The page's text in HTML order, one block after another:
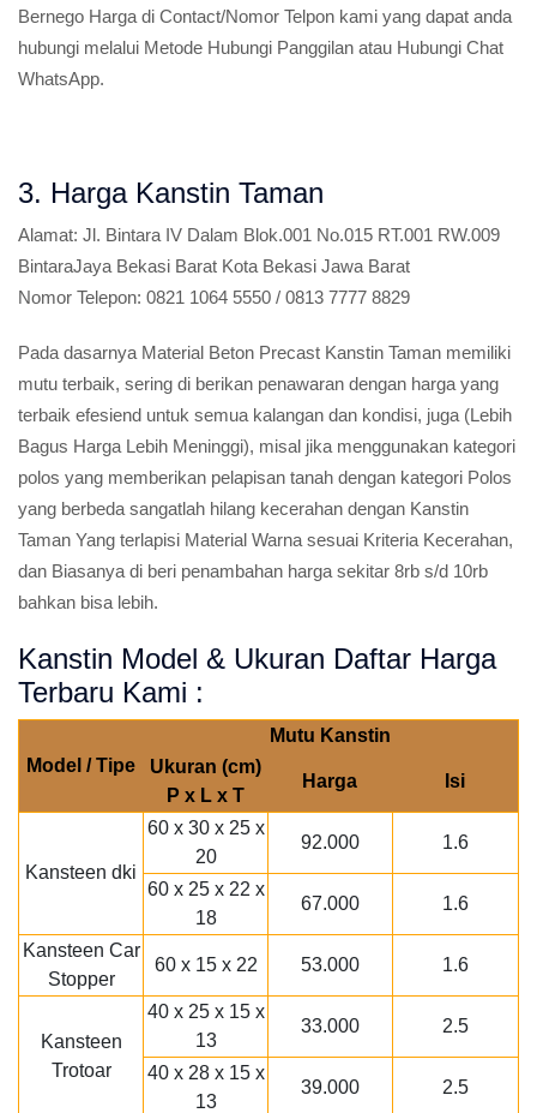
Bernego Harga di Contact/Nomor Telpon kami yang dapat anda
hubungi melalui Metode Hubungi Panggilan atau Hubungi Chat
WhatsApp.
3. Harga Kanstin Taman
Alamat: Jl. Bintara IV Dalam Blok.001 No.015 RT.001 RW.009
BintaraJaya Bekasi Barat Kota Bekasi Jawa Barat
Nomor Telepon: 0821 1064 5550 / 0813 7777 8829
Pada dasarnya Material Beton Precast Kanstin Taman memiliki
mutu terbaik, sering di berikan penawaran dengan harga yang
terbaik efesiend untuk semua kalangan dan kondisi, juga (Lebih
Bagus Harga Lebih Meninggi), misal jika menggunakan kategori
polos yang memberikan pelapisan tanah dengan kategori Polos
yang berbeda sangatlah hilang kecerahan dengan Kanstin
Taman Yang terlapisi Material Warna sesuai Kriteria Kecerahan,
dan Biasanya di beri penambahan harga sekitar 8rb s/d 10rb
bahkan bisa lebih.
Kanstin Model & Ukuran Daftar Harga
Terbaru Kami :
Model / Tipe
Mutu Kanstin
Ukuran (cm)
P x L x T
Harga Isi
Kansteen dki
60 x 30 x 25 x
20
92.000 1.6
60 x 25 x 22 x
18
67.000 1.6
Kansteen Car
Stopper
60 x 15 x 22 53.000 1.6
Kansteen
Trotoar
40 x 25 x 15 x
13
33.000 2.5
40 x 28 x 15 x
13
39.000 2.5